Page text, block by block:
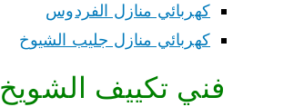
كهربائي منازل الفردوس
كهربائي منازل جليب الشيوخ
فني تكييف الشويخ